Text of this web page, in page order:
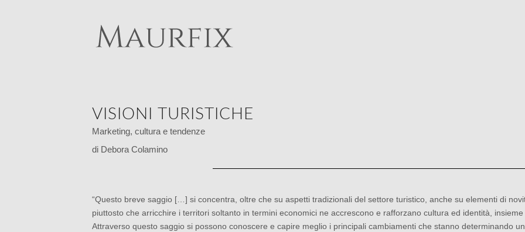
VISIONI TURISTICHE
Marketing, cultura e tendenze
di Debora Colamino
“Questo breve saggio […] si concentra, oltre che su aspetti tradizionali del settore turistico, anche su elementi di
piuttosto che arricchire i territori soltanto in termini economici ne accrescono e rafforzano cultura ed identità,
Attraverso questo saggio si possono conoscere e capire meglio i principali cambiamenti che stanno determinando